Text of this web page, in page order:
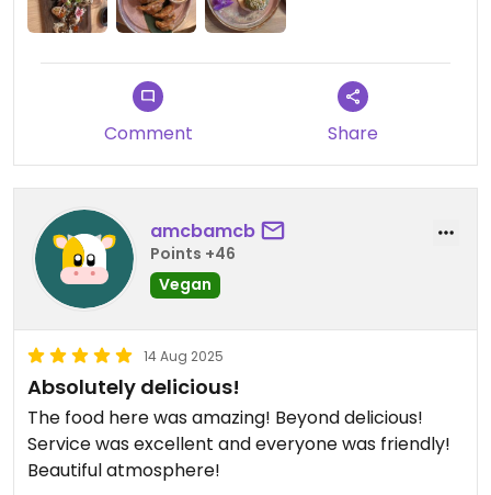
Comment Share
amcbamcb
Points +46
Vegan
14 Aug 2025
Absolutely delicious!
The food here was amazing! Beyond delicious!
Service was excellent and everyone was friendly!
Beautiful atmosphere!